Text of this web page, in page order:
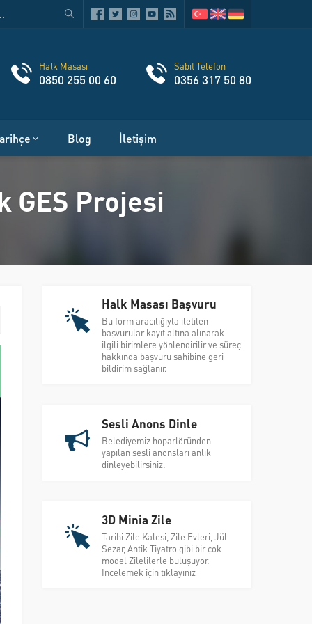
Halk Masası
0850 255 00 60
Sabit Telefon
0356 317 50 80
Blog İletişim
GES Projesi
Halk Masası Başvuru
Bu form aracılığıyla iletilen
başvurular kayıt altına alınarak
ilgili birimlere yönlendirilir ve süreç
hakkında başvuru sahibine geri
bildirim sağlanır.
Sesli Anons Dinle
Belediyemiz hoparlöründen
yapılan sesli anonsları anlık
dinleyebilirsiniz.
3D Minia Zile
Tarihi Zile Kalesi, Zile Evleri, Jül
Sezar, Antik Tiyatro gibi bir çok
model Zilelilerle buluşuyor.
İncelemek için tıklayınız